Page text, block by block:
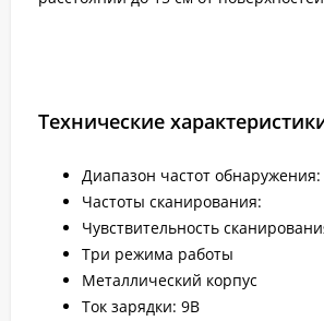
Технические
Диапазон частот обнаружения:
Частоты сканирования:
Чувствительность
Три режима работы
Металлический корпус
Ток зарядки: 9В